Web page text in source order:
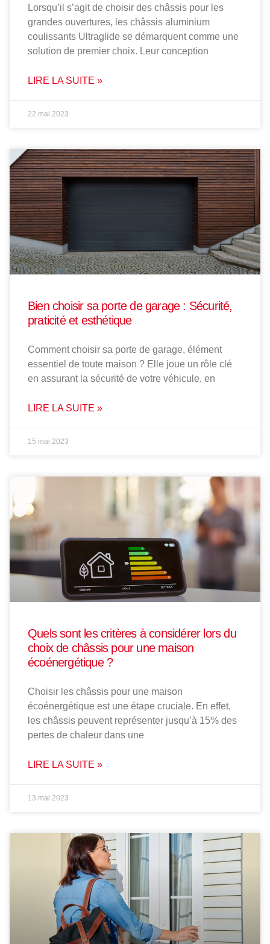
Lorsqu’il s’agit de choisir des châssis pour les
grandes ouvertures, les châssis aluminium
coulissants Ultraglide se démarquent comme une
solution de premier choix. Leur conception
LIRE LA SUITE »
22 mai 2023
Bien choisir sa porte de garage : Sécurité,
praticité et esthétique
Comment choisir sa porte de garage, élément
essentiel de toute maison ? Elle joue un rôle clé
en assurant la sécurité de votre véhicule, en
LIRE LA SUITE »
15 mai 2023
Quels sont les critères à considérer lors du
choix de châssis pour une maison
écoénergétique ?
Choisir les châssis pour une maison
écoénergétique est une étape cruciale. En effet,
les châssis peuvent représenter jusqu’à 15% des
pertes de chaleur dans une
LIRE LA SUITE »
13 mai 2023